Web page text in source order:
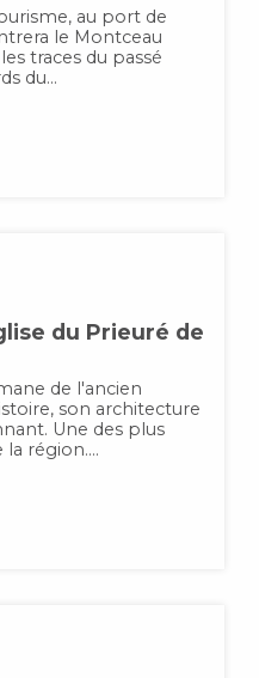
au port de
le Montceau
traces du passé
du...
du Prieuré de
de l'ancien
son architecture
Une des plus
région....